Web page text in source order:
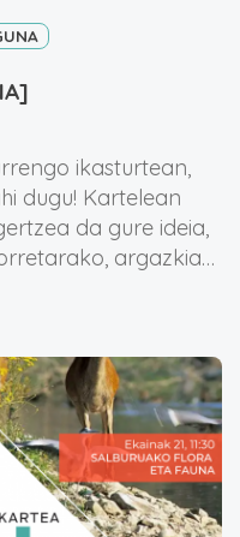
ikasturtean,
dugu! Kartelean
da gure ideia,
argazkia…